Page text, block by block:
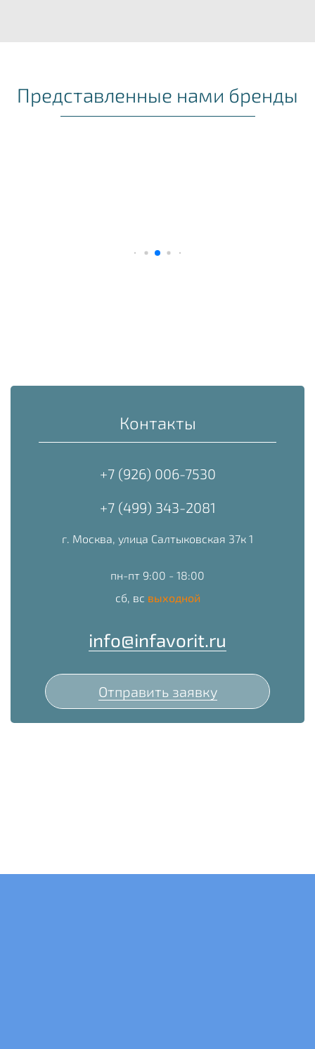
Представленные нами бренды
Контакты
+7 (926) 006-7530
+7 (499) 343-2081
г. Москва, улица Салтыковская 37к 1
пн-пт 9:00 - 18:00
сб, вс выходной
info@infavorit.ru
Отправить заявку